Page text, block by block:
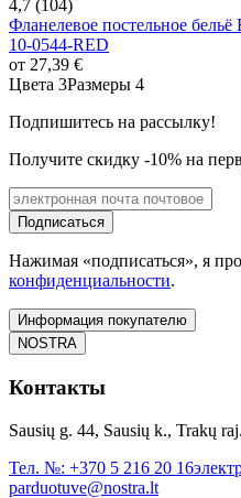
4,7 (104)
Фланелевое постельное
10-0544-RED
от 27,39 €
Цвета 3Размеры 4
Подпишитесь на рассылку!
Получите скидку -10% на
Подписаться
Нажимая «подписаться», я
конфиденциальности.
Информация покупателю
NOSTRA
Контакты
Sausių g. 44, Sausių k., Trakų
Тел. №: +370 5 216 20 16
parduotuve@nostra.lt